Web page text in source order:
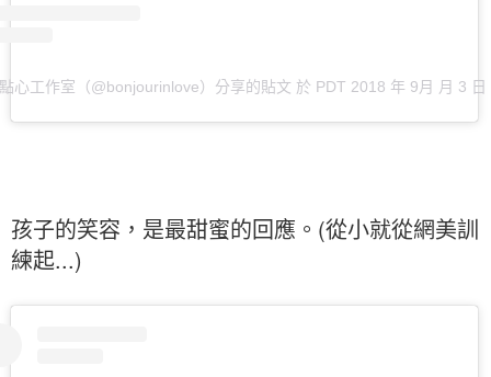
心工作室（@bonjourinlove）分享的貼文 於 PDT 2018 年 9月 月 3
孩子的笑容，是最甜蜜的回應。(從小就從網美訓
練起...)